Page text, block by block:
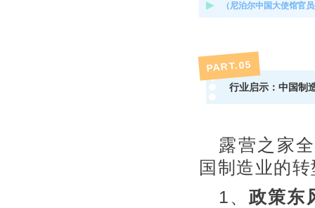
（尼泊尔中国大使馆官
PART.05
行业启示：中国制
露营之家
国制造业的
1、政策东